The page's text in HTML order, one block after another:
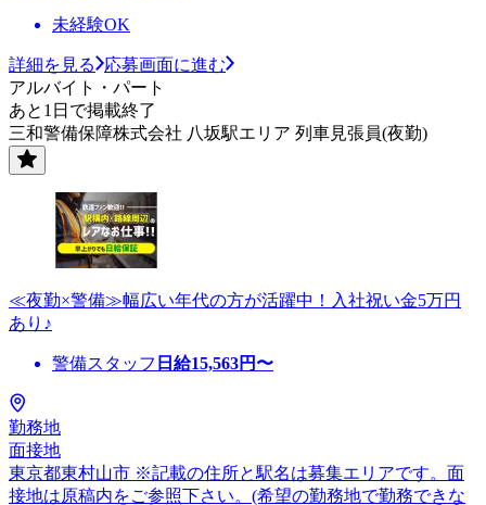
未経験OK
詳細を見る
応募画面に進む
アルバイト・パート
あと1日で掲載終了
三和警備保障株式会社 八坂駅エリア 列車見張員(夜勤)
≪夜勤×警備≫幅広い年代の方が活躍中！入社祝い金5万円
あり♪
警備スタッフ 日給15,563円〜
勤務地
面接地
東京都東村山市 ※記載の住所と駅名は募集エリアです。面
接地は原稿内をご参照下さい。(希望の勤務地で勤務できな